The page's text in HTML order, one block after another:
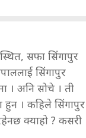
सफा सिंगापुर
सिंगापुर
। अनि सोचे । ती
हुन । कहिले सिंगापुर
क्याहो ? कसरी